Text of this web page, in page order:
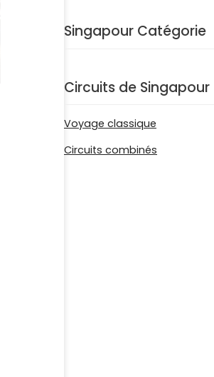
Singapour Catégorie
Circuits de Singapour
Voyage classique
Circuits combinés